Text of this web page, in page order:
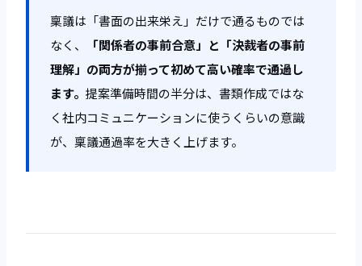
稟議は「書面の出来栄え」だけで通るものでは
なく、
「関係者の事前合意」と「決裁者の事前
理解」の両方が揃って初めて高い確率で通過し
ます。 提案準備時間の半分は、書類作成ではな
く社内コミュニケーションに使うくらいの意識
が、稟議通過率を大きく上げます。